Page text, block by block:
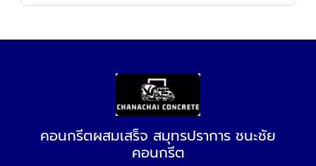
คอนกรีตผสมเสร็จ สมุทรปราการ ชนะชัย
คอนกรีต